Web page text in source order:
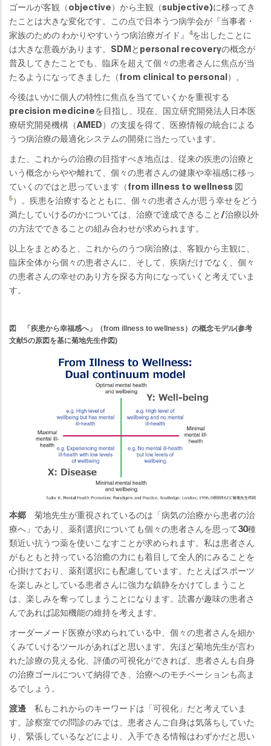
ゴールが客観（objective）から主観（subjective)に移ってき
たことは大きな変化です。この点で日本うつ病学会が『当事者・
家族のための わかりやすいうつ病治療ガイド』
4を出したことに
は大きな意義があります。SDMとpersonal recoveryの概念が
普及してきたことでも、臨床を超えて個々の患者さんに焦点が当
たるようになってきました（from clinical to personal）。
今後はいかに個人の特性に焦点を当てていくかを重視する
precision medicineを目指し、現在、国立研究開発法人日本医
療研究開発機構（AMED）の支援を得て、医療情報の統合による
うつ病治療の最適化システムの開発に当たっています。
また、これからの治療の目指すべき地点は、従来の疾患の治療と
いう概念からやや離れて、個々の患者さんの健康や幸福感に移っ
ていくのではと思っています（from illness to wellness 図
5）。疾患を治療するとともに、個々の患者さんが思う幸せをどう
満たしていけるのかについては、治療で達成できること/治療以外
の方法でできることの組み合わせが求められます。
以上をまとめると、これからのうつ病治療は、客観から主観に、
臨床全体から個々の患者さんに、そして、疾病だけでなく、個々
の患者さんの幸せのあり方を探る方向になっていくと考えていま
す。
図 「疾患から幸福感へ」（from illness to wellness）の概念モデル(参考
文献5の原図を基に菊地先生作図)
本郷 菊地先生が重視されているのは「病気の治療から患者の治
療へ」であり、薬剤選択についても個々の患者さんを思って30種
類近い抗うつ薬を使いこなすことが求められます。私は患者さん
がもともと持っている治癒の力にも着目して全人的にみることを
心掛けており、薬剤選択にも配慮しています。たとえばスポーツ
を楽しみとしている患者さんに強力な鎮静をかけてしまうこと
は、楽しみを奪ってしまうことになります。読書が趣味の患者さ
んであれば認知機能の維持を考えます。
オーダーメード医療が求められている中、個々の患者さんを細か
くみていけるツールがあればと思います。先ほど菊地先生が言わ
れた診療の見える化、評価の可視化ができれば、患者さんも自身
の治療ゴールについて納得でき、治療へのモチベーションも高ま
るでしょう。
渡邊 私もこれからのキーワードは「可視化」だと考えていま
す。診察室での問診のみでは、患者さんご自身は気落ちしていた
り、緊張しているなどにより、入手できる情報はわずかだと思い